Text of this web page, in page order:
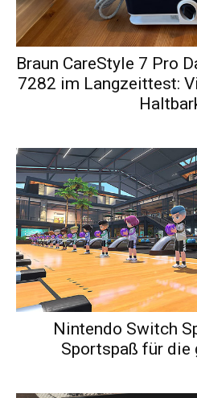
Braun CareStyle 7 Pro
7282 im Langzeittest:
Nintendo Switch
Sportspaß für die